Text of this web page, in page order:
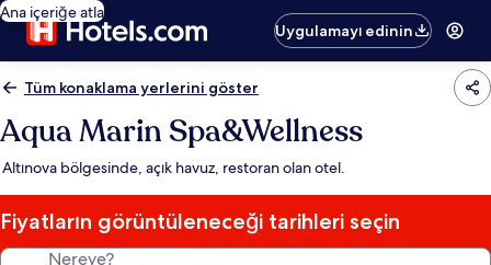
Ana içeriğe atla
Uygulamayı edinin
Tüm konaklama yerlerini göster
Aqua Marin Spa&Wellness
Altınova bölgesinde, açık havuz, restoran olan otel.
Fiyatların görüntüleneceği tarihleri seçin
Nereye?